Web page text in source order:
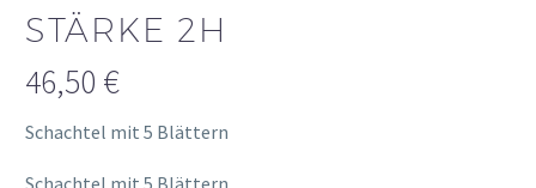
STÄRKE 2H
46,50 €
Schachtel mit 5 Blättern
Schachtel mit 5 Blättern